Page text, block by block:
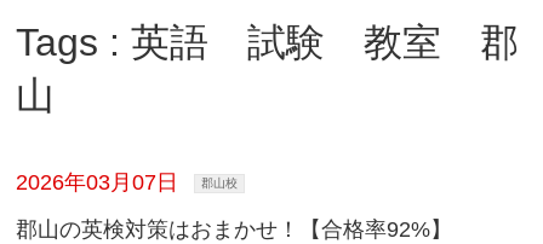
Tags : 英語 試験 教室 郡
山
2026年03月07日 郡山校
郡山の英検対策はおまかせ！【合格率92%】